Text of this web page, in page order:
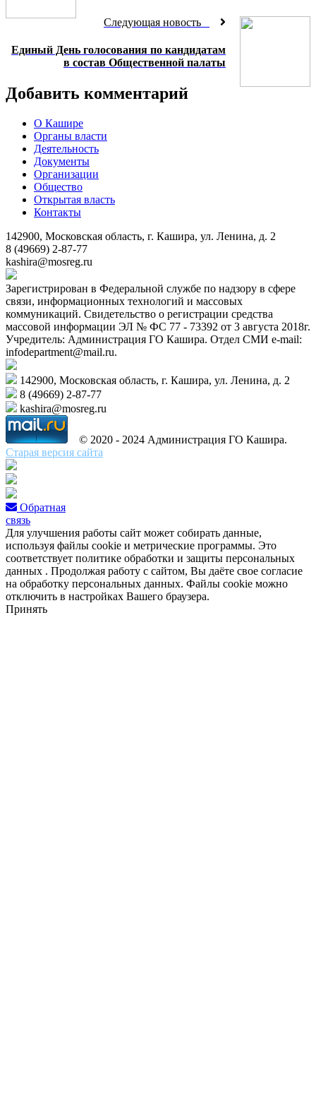
Следующая новость
Единый День голосования по кандидатам
в состав Общественной палаты
Добавить комментарий
О Кашире
Органы власти
Деятельность
Документы
Организации
Общество
Открытая власть
Контакты
142900, Московская область, г. Кашира, ул. Ленина, д. 2
8 (49669) 2-87-77
kashira@mosreg.ru
Зарегистрирован в Федеральной службе по надзору в сфере
связи, информационных технологий и массовых
коммуникаций. Свидетельство о регистрации средства
массовой информации ЭЛ № ФС 77 - 73392 от 3 августа 2018г.
Учредитель: Администрация ГО Кашира. Отдел СМИ e-mail:
infodepartment@mail.ru.
142900, Московская область, г. Кашира, ул. Ленина, д. 2
8 (49669) 2-87-77
kashira@mosreg.ru
© 2020 - 2024 Администрация ГО Кашира.
Старая версия сайта
Обратная
связь
Для улучшения работы сайт может собирать данные,
используя файлы cookie и метрические программы. Это
соответствует политике обработки и защиты персональных
данных . Продолжая работу с сайтом, Вы даёте свое согласие
на обработку персональных данных. Файлы cookie можно
отключить в настройках Вашего браузера.
Принять